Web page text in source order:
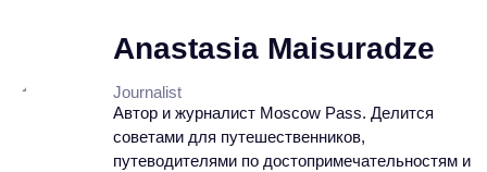
Anastasia Maisuradze
Journalist
Автор и журналист Moscow Pass. Делится
советами для путешественников,
путеводителями по достопримечательностям и